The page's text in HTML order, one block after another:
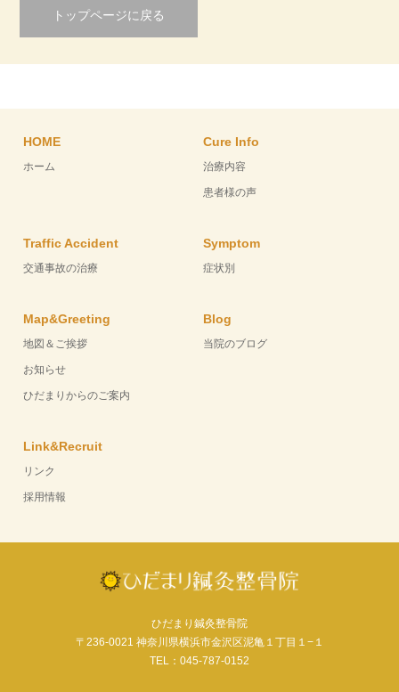
トップページに戻る
HOME
ホーム
Cure Info
治療内容
患者様の声
Traffic Accident
交通事故の治療
Symptom
症状別
Map&Greeting
地図＆ご挨拶
お知らせ
ひだまりからのご案内
Blog
当院のブログ
Link&Recruit
リンク
採用情報
ひだまり鍼灸整骨院
〒236-0021 神奈川県横浜市金沢区泥亀１丁目１−１
TEL：045-787-0152